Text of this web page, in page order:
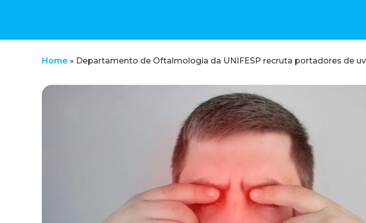
Home » Departamento de Oftalmologia da UNIFESP recruta portadores de